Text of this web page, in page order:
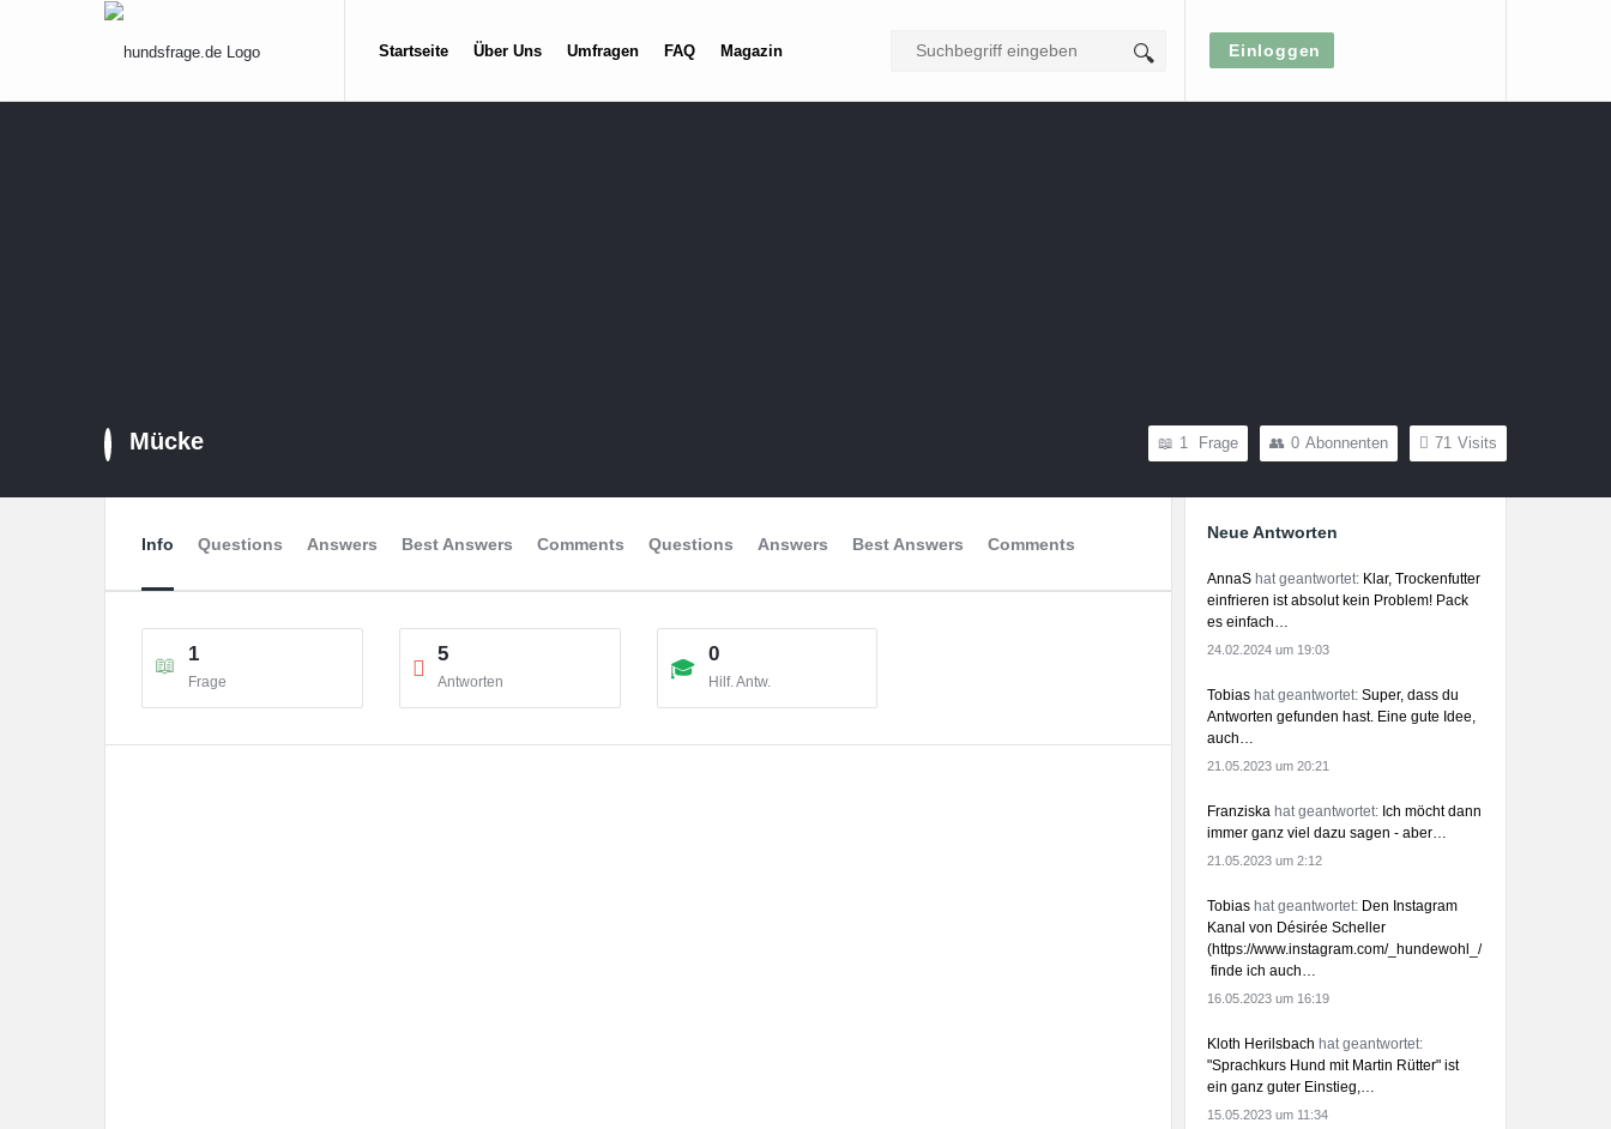
Einloggen
hundsfrage.de
Navigation
Startseite Über Uns Umfragen FAQ Magazin
Mücke 71 Visits
0 Abonnenten
1 Frage
Info Questions Answers Best Answers Comments Questions Answers Best Answers Comments
1
Frage
5
Antworten
0
Hilf. Antw.
Sidebar
Neue Antworten
AnnaS hat geantwortet: Klar, Trockenfutter
einfrieren ist absolut kein Problem! Pack
es einfach…
24.02.2024 um 19:03
Tobias hat geantwortet: Super, dass du
Antworten gefunden hast. Eine gute Idee,
auch…
21.05.2023 um 20:21
Franziska hat geantwortet: Ich möcht dann
immer ganz viel dazu sagen - aber…
21.05.2023 um 2:12
Tobias hat geantwortet: Den Instagram
Kanal von Désirée Scheller
(https://www.instagram.com/_hundewohl_/)
finde ich auch…
16.05.2023 um 16:19
Kloth Herilsbach hat geantwortet:
"Sprachkurs Hund mit Martin Rütter" ist
ein ganz guter Einstieg,…
15.05.2023 um 11:34